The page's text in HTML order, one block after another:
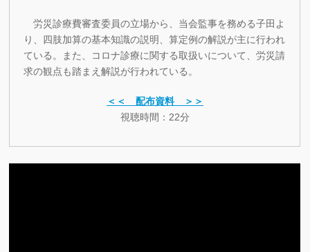
労災診療費審査委員の立場から、当会監事を務める子田よ
り、四肢加算の基本知識の説明、算定例の解説が主に行われ
ている。また、コロナ診療に関する取扱いについて、労災請
求の観点も踏まえ解説が行われている。
＜＜ 配布資料 ＞＞
視聴時間：22分